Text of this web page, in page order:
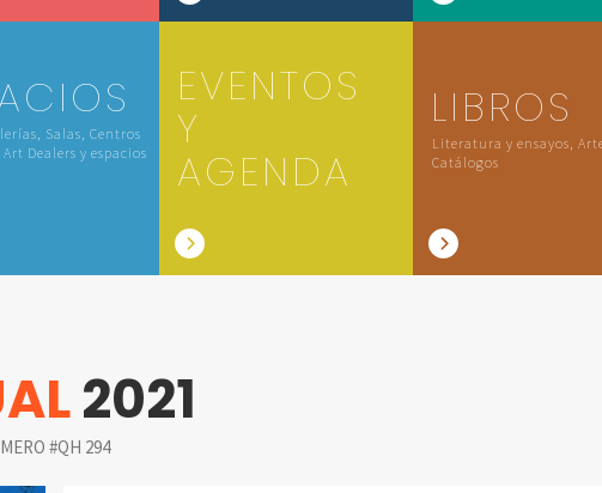
Salas, Centros
Dealers y espacios
EVENTOS
Y
AGENDA
LIBROS
Literatura y ensayos,
Catálogos
2021
#QH 294